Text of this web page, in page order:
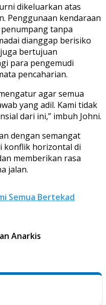
dikeluarkan atas
Penggunaan kendaraan
tanpa
dianggap berisiko
bertujuan
para pengemudi
pencaharian.
agar semua
yang adil. Kami tidak
dari ini,” imbuh Johni.
dengan semangat
konflik horizontal di
memberikan rasa
jalan.
Semua Bertekad
Anarkis